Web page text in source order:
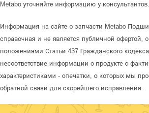
Metabo уточняйте информацию у консультантов.
Информация на сайте о запчасти Metabo
справочная и не является публичной офертой,
положениями Статьи 437 Гражданского
несоответствие информации о продукте с
характеристиками - опечатки, о которых мы
обратной связи для скорейшего исправления.